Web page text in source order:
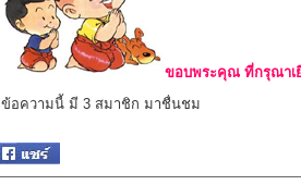
ขอบพระคุณ ที่กรุณาเ
ข้อความนี้ มี 3 สมาชิก มาชื่นชม